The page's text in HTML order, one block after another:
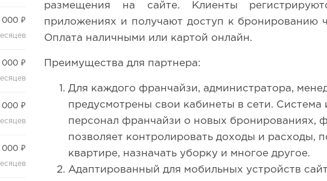
000 ₽
000 ₽
000 ₽
000 ₽
размещения на сайте. Клиенты
приложениях и получают доступ к бронированию
Оплата наличными или картой онлайн.
Преимущества для партнера:
Для каждого франчайзи, администратора,
предусмотрены свои кабинеты в сети.
персонал франчайзи о новых бронированиях,
позволяет контролировать доходы и расходы,
квартире, назначать уборку и многое другое.
Адаптированный для мобильных устройств